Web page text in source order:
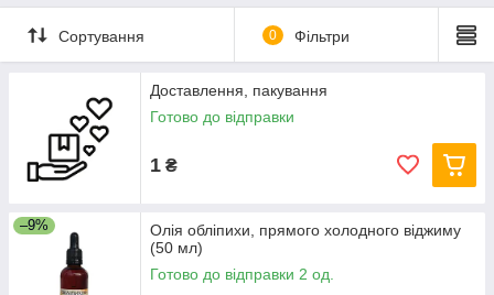
волоссям
Сортування
0 Фільтри
Доставлення, пакування
Готово до відправки
1 ₴
–9%
Олія обліпихи, прямого холодного віджиму
(50 мл)
Готово до відправки 2 од.